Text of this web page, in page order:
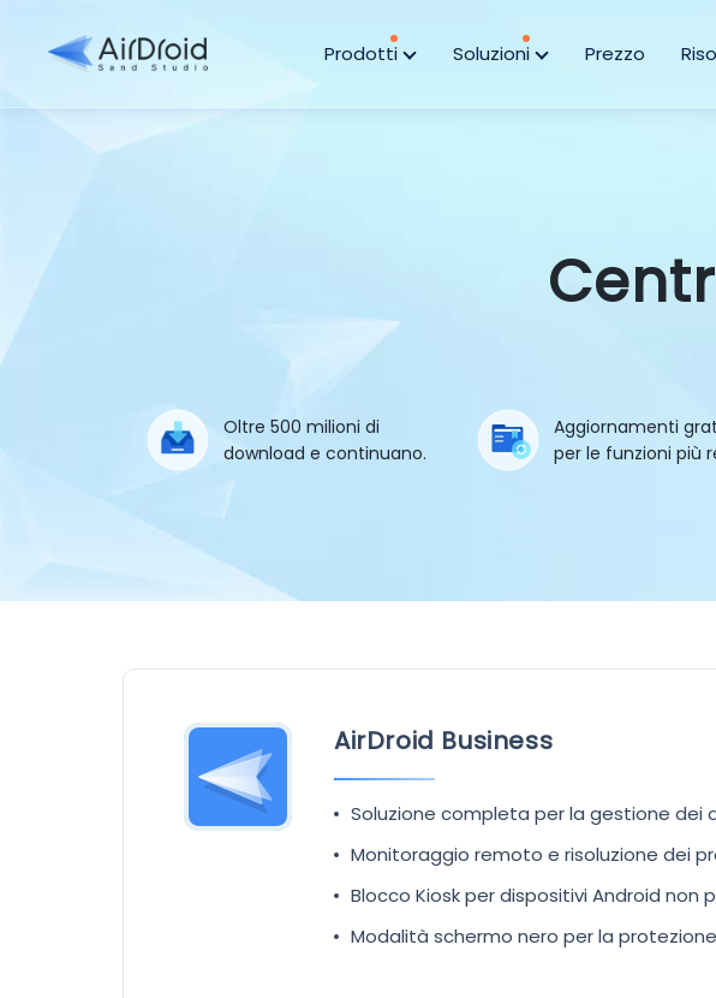
Prodotti Soluzioni Prezzo
Oltre 500 milioni di
download e continuano.
Aggiornamenti
per le funzioni più
AirDroid Business
Soluzione completa per la gestione dei
Monitoraggio remoto e risoluzione dei
Blocco Kiosk per dispositivi Android non
Modalità schermo nero per la